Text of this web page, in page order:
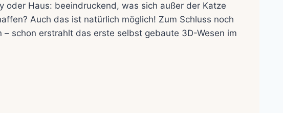
Haus: beeindruckend, was sich außer der Katze
Auch das ist natürlich möglich! Zum Schluss noch
schon erstrahlt das erste selbst gebaute 3D-Wesen im